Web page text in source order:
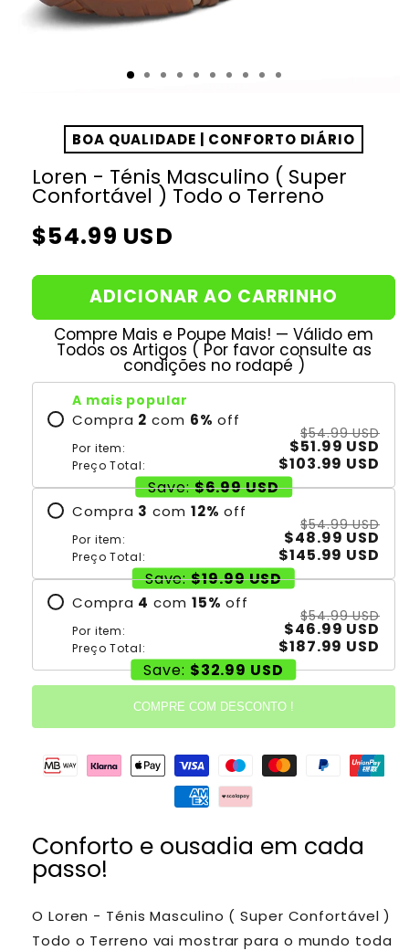
BOA QUALIDADE | CONFORTO DIÁRIO
Loren - Ténis Masculino ( Super
Confortável ) Todo o Terreno
Preço
$54.99 USD
ADICIONAR AO CARRINHO
Compre Mais e Poupe Mais! — Válido em
Todos os Artigos ( Por favor consulte as
condições no rodapé )
A mais popular
Compra 2 com 6% off
Por item:
$54.99 USD
$51.99 USD
Preço Total:
$103.99 USD
Save: $6.99 USD
Compra 3 com 12% off
Por item:
$54.99 USD
$48.99 USD
Preço Total:
$145.99 USD
Save: $19.99 USD
Compra 4 com 15% off
Por item:
$54.99 USD
$46.99 USD
Preço Total:
$187.99 USD
Save: $32.99 USD
COMPRE COM DESCONTO !
Conforto e ousadia em cada
passo!
O Loren - Ténis Masculino ( Super Confortável )
Todo o Terreno vai mostrar para o mundo toda